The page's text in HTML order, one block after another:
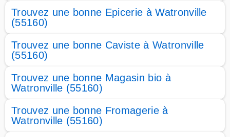
Trouvez une bonne Epicerie à Watronville
(55160)
Trouvez une bonne Caviste à Watronville
(55160)
Trouvez une bonne Magasin bio à
Watronville (55160)
Trouvez une bonne Fromagerie à
Watronville (55160)